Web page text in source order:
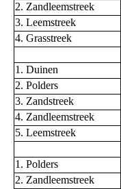
2. Zandleemstreek
3. Leemstreek
4. Grasstreek
1. Duinen
2. Polders
3. Zandstreek
4. Zandleemstreek
5. Leemstreek
1. Polders
2. Zandleemstreek